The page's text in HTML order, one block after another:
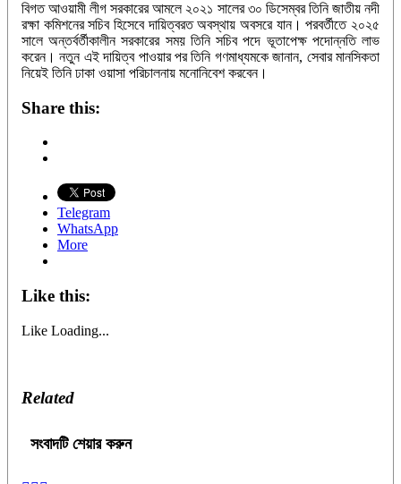
বিগত আওয়ামী লীগ সরকারের আমলে ২০২১ সালের ৩০ ডিসেম্বর তিনি জাতীয় নদী
রক্ষা কমিশনের সচিব হিসেবে দায়িত্বরত অবস্থায় অবসরে যান। পরবর্তীতে ২০২৫
সালে অন্তর্বর্তীকালীন সরকারের সময় তিনি সচিব পদে ভূতাপেক্ষ পদোন্নতি লাভ
করেন। নতুন এই দায়িত্ব পাওয়ার পর তিনি গণমাধ্যমকে জানান, সেবার মানসিকতা
নিয়েই তিনি ঢাকা ওয়াসা পরিচালনায় মনোনিবেশ করবেন।
Share this:
Telegram
WhatsApp
More
Like this:
Like Loading...
Related
সংবাদটি শেয়ার করুন